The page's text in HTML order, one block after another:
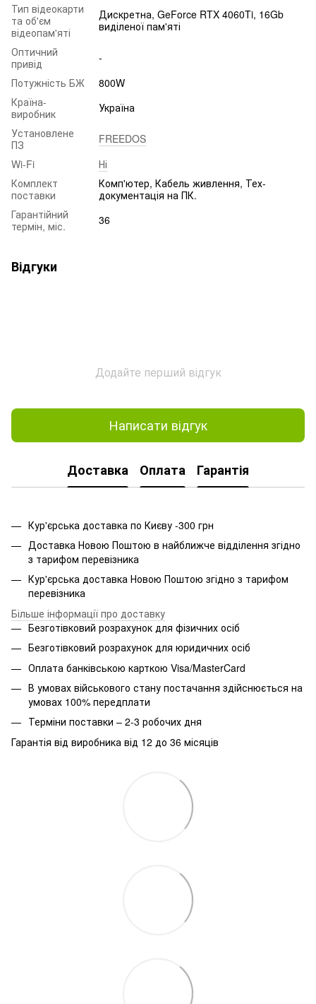
Тип відеокарти
та об'єм
відеопам'яті
Дискретна, GeForce RTX 4060Ti, 16Gb
виділеної пам'яті
Оптичний
привід
-
Потужність БЖ
800W
Країна-
виробник
Україна
Установлене
ПЗ
FREEDOS
Wi-Fi
Ні
Комплект
поставки
Комп'ютер, Кабель живлення, Тех-
документація на ПК.
Гарантійний
термін, міс.
36
Відгуки
Додайте перший відгук
Написати відгук
Доставка Оплата Гарантія
Кур'єрська доставка по Києву -300 грн
Доставка Новою Поштою в найближче відділення згідно
з тарифом перевізника
Кур'єрська доставка Новою Поштою згідно з тарифом
перевізника
Більше інформації про доставку
Безготівковий розрахунок для фізичних осіб
Безготівковий розрахунок для юридичних осіб
Оплата банківською карткою Visa/MasterCard
В умовах військового стану постачання здійснюється на
умовах 100% передплати
Терміни поставки – 2-3 робочих дня
Гарантія від виробника від 12 до 36 місяців